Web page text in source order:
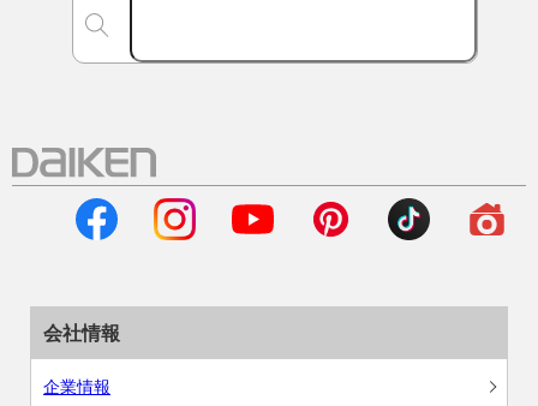
会社情報
企業情報